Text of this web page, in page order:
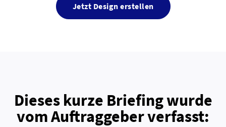
Jetzt Design erstellen
Dieses kurze Briefing wurde
vom Auftraggeber verfasst: